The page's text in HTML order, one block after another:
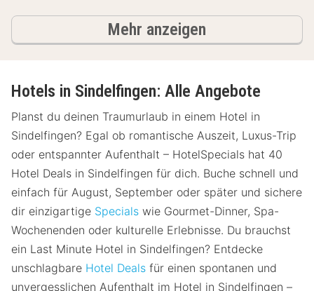
Mehr anzeigen
Hotels in Sindelfingen: Alle Angebote
Planst du deinen Traumurlaub in einem Hotel in
Sindelfingen? Egal ob romantische Auszeit, Luxus-Trip
oder entspannter Aufenthalt – HotelSpecials hat 40
Hotel Deals in Sindelfingen für dich. Buche schnell und
einfach für August, September oder später und sichere
dir einzigartige Specials wie Gourmet-Dinner, Spa-
Wochenenden oder kulturelle Erlebnisse. Du brauchst
ein Last Minute Hotel in Sindelfingen? Entdecke
unschlagbare Hotel Deals für einen spontanen und
unvergesslichen Aufenthalt im Hotel in Sindelfingen –